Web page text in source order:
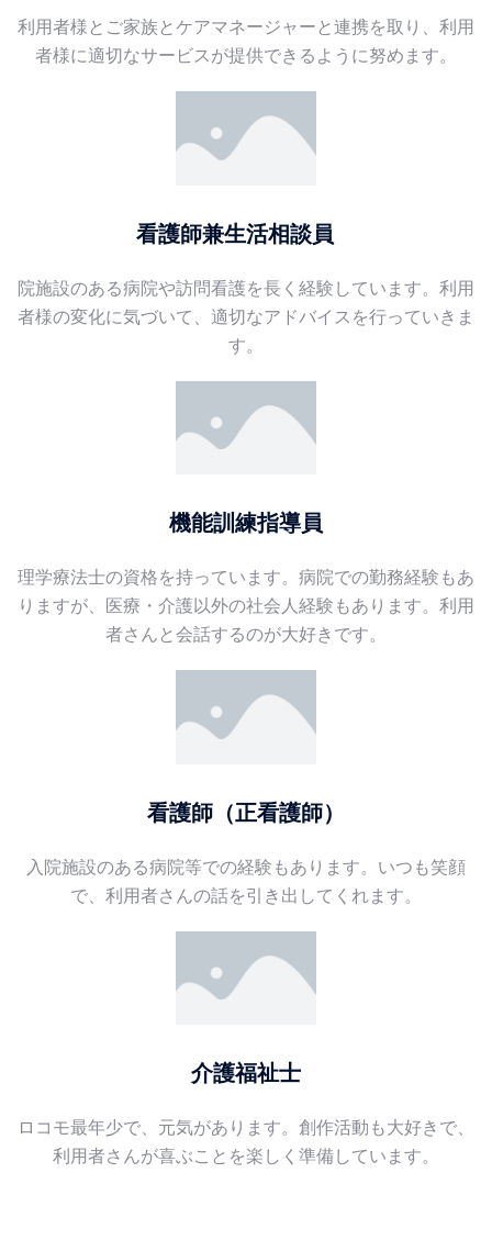
利用者様とご家族とケアマネージャーと連携を取り、利用
者様に適切なサービスが提供できるように努めます。
看護師兼生活相談員
院施設のある病院や訪問看護を長く経験しています。利用
者様の変化に気づいて、適切なアドバイスを行っていきま
す。
機能訓練指導員
理学療法士の資格を持っています。病院での勤務経験もあ
りますが、医療・介護以外の社会人経験もあります。利用
者さんと会話するのが大好きです。
看護師（正看護師）
入院施設のある病院等での経験もあります。いつも笑顔
で、利用者さんの話を引き出してくれます。
介護福祉士
ロコモ最年少で、元気があります。創作活動も大好きで、
利用者さんが喜ぶことを楽しく準備しています。